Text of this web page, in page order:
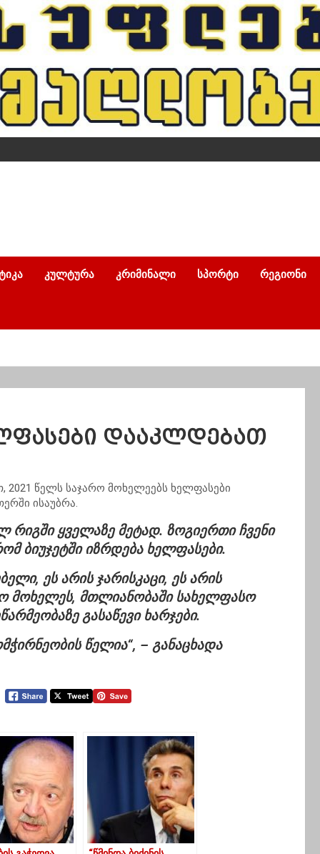
ᲙᲣᲚᲢᲣᲠᲐ ᲙᲠᲘᲛᲘᲜᲐᲚᲘ ᲡᲞᲝᲠᲢᲘ ᲠᲔᲒᲘᲝᲜᲘ
დააკლდებათ
2021 წელს საჯარო მოხელეებს ხელფასები
ისაუბრა.
ყველაზე მეტად. ზოგიერთი ჩვენი
ბიუჯეტში იზრდება ხელფასები.
ეს არის ჯარისკაცი, ეს არის
მოხელეს, მთლიანობაში სახელფასო
გასაწევი ხარჯები.
წელია“, – განაცხადა